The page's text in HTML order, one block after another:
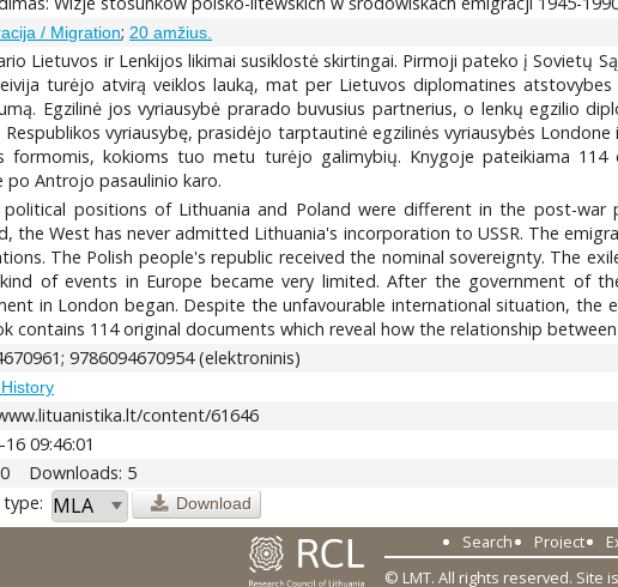
/ Migration; 20 amžius.
Lietuvos ir Lenkijos likimai susiklostė skirtingai. Pirmoji pateko į Sovietų
turėjo atvirą veiklos lauką, mat per Lietuvos diplomatines
Egzilinė jos vyriausybė prarado buvusius partnerius, o lenkų egzilio
Respublikos vyriausybę, prasidėjo tarptautinė egzilinės vyriausybės
formomis, kokioms tuo metu turėjo galimybių. Knygoje pateikiama
po Antrojo pasaulinio karo.
political positions of Lithuania and Poland were different in the post-
the West has never admitted Lithuania's incorporation to USSR. The
The Polish people's republic received the nominal sovereignty. The
of events in Europe became very limited. After the government of
in London began. Despite the unfavourable international situation,
contains 114 original documents which reveal how the relationship
9786094670954 (elektroninis)
content/61646
09:46:01
Downloads: 5
Download
Search Project
© LMT. All rights reserved. Site